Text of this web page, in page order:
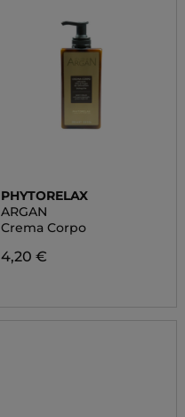
PHYTORELAX
ARGAN
Crema Corpo
4,20 €